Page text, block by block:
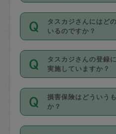
なお、タスカジさ
金のご請求と合わせ
動計算で表示され
（例：毎週定期の
ンセルが有償（
は２回以上のキャ
・ＡＭ ９時～１
・ＰＭ １３時～１
・夜 １８時～２
開始時間を２時間前
能です。依頼送信
んにメッセージを
い。ただし、２時間
掃除、整理収納、
作り置きです。タス
きる仕事の範囲が
する前にタスカジ
確認してください。
基本的に、高所で
外での作業は対象
タスカジさんにはど
いるのですか？
主婦として長年の
方、栄養士・調理師
育園や学校の給食
係の専門職に従事さ
すでにハウスキーパ
てお仕事をしてい
タスカジさんの登録
実施していますか？
応募の際に、各自
を行っています。そ
写真提出をしてい
損害保険はどういう
か？
依頼者とタスカジ